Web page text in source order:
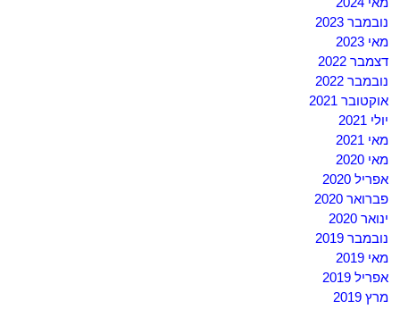
נובמבר 2023
מאי 2023
דצמבר 2022
נובמבר 2022
אוקטובר 2021
יולי 2021
מאי 2021
מאי 2020
אפריל 2020
פברואר 2020
ינואר 2020
נובמבר 2019
מאי 2019
אפריל 2019
מרץ 2019